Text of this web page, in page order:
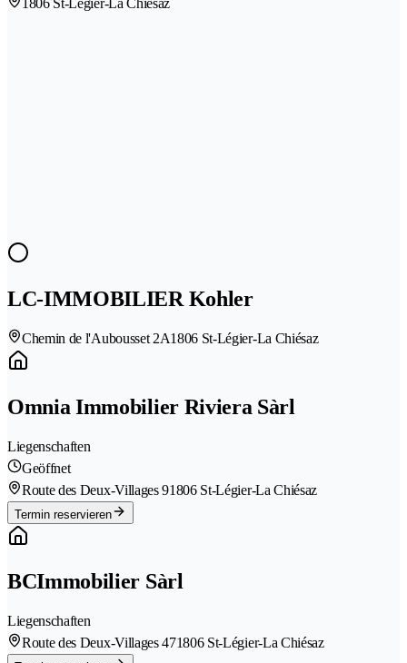
1806 St-Légier-La Chiésaz
LC-IMMOBILIER Kohler
Chemin de l'Aubousset 2A1806 St-Légier-La Chiésaz
Omnia Immobilier Riviera Sàrl
Liegenschaften
Geöffnet
Route des Deux-Villages 91806 St-Légier-La Chiésaz
Termin reservieren
BCImmobilier Sàrl
Liegenschaften
Route des Deux-Villages 471806 St-Légier-La Chiésaz